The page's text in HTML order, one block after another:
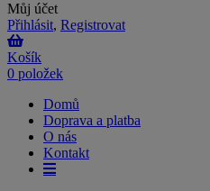
Můj účet
Přihlásit, Registrovat
Košík
0 položek
Domů
Doprava a platba
O nás
Kontakt